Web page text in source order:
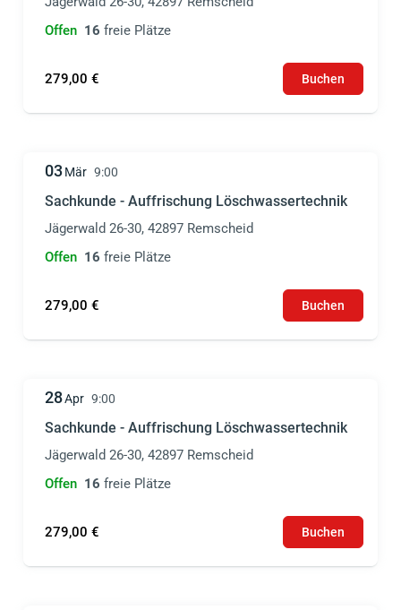
Offen 16 freie Plätze
279,00 € Buchen
03Mär 9:00
Sachkunde - Auffrischung Löschwassertechnik
Jägerwald 26-30, 42897 Remscheid
Offen 16 freie Plätze
279,00 € Buchen
28Apr 9:00
Sachkunde - Auffrischung Löschwassertechnik
Jägerwald 26-30, 42897 Remscheid
Offen 16 freie Plätze
279,00 € Buchen